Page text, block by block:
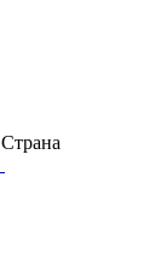
Страна